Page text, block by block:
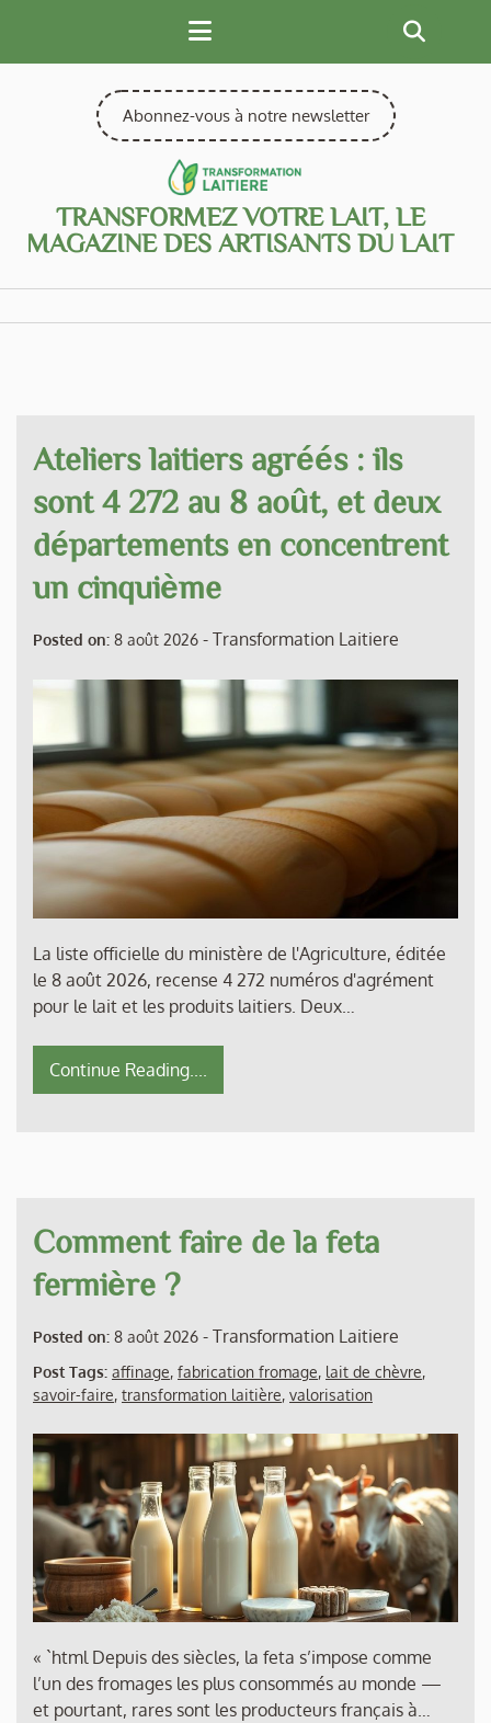
content
Abonnez-vous à notre newsletter
TRANSFORMEZ VOTRE LAIT, LE
MAGAZINE DES ARTISANTS DU LAIT
Ateliers laitiers agréés : ils
sont 4 272 au 8 août, et deux
départements en concentrent
un cinquième
Posted on: 8 août 2026 - Transformation Laitiere
La liste officielle du ministère de l'Agriculture, éditée
le 8 août 2026, recense 4 272 numéros d'agrément
pour le lait et les produits laitiers. Deux…
Continue Reading....
Comment faire de la feta
fermière ?
Posted on: 8 août 2026 - Transformation Laitiere
Post Tags: affinage, fabrication fromage, lait de chèvre,
savoir-faire, transformation laitière, valorisation
« `html Depuis des siècles, la feta s’impose comme
l’un des fromages les plus consommés au monde —
et pourtant, rares sont les producteurs français à…